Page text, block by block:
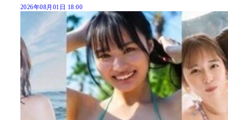
2026年08月01日 18:00